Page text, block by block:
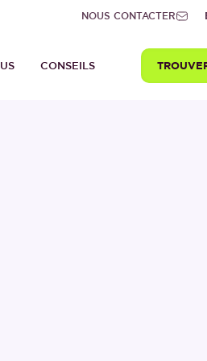
NOUS CONTACTER
CONSEILS